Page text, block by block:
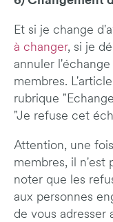
Et si je change
à changer, si je
annuler
membres.
rubrique
"Je refuse cet
Attention, une
membres, il n'est
noter que les
aux personnes
de vous adresser